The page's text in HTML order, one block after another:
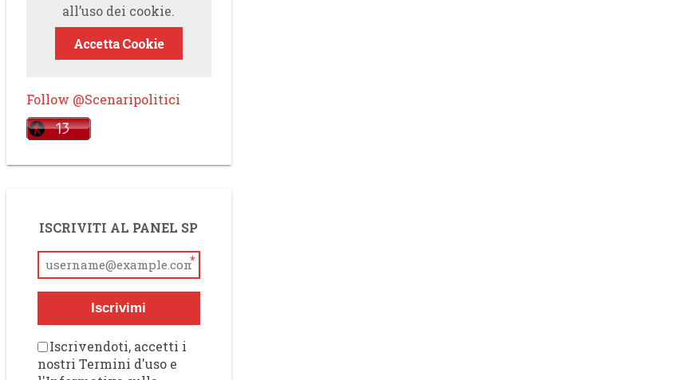
all’uso dei cookie.
Accetta Cookie
Follow @Scenaripolitici
ISCRIVITI AL PANEL SP
*
Iscrivimi
Iscrivendoti, accetti i
nostri Termini d'uso e